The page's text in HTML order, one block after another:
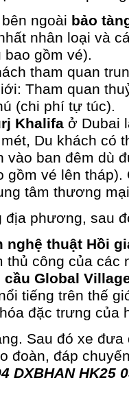
ngoài bảo
nhân loại và
gồm vé).
tham quan
Tham quan
(chi phí tự túc).
Khalifa ở Dubai
Du khách có
vào ban đêm dù
gồm vé lên
tâm thương
địa phương, sau
nghệ thuật Hồi
công của các
cầu Global
tiếng trên thế
đặc trưng của
Sau đó xe
đoàn, đáp
DXBHAN HK25